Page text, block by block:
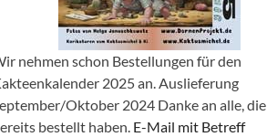
nehmen schon Bestellungen für den
2025 an. Auslieferung
Oktober 2024 Danke an alle, die
bestellt haben. E-Mail mit Betreff